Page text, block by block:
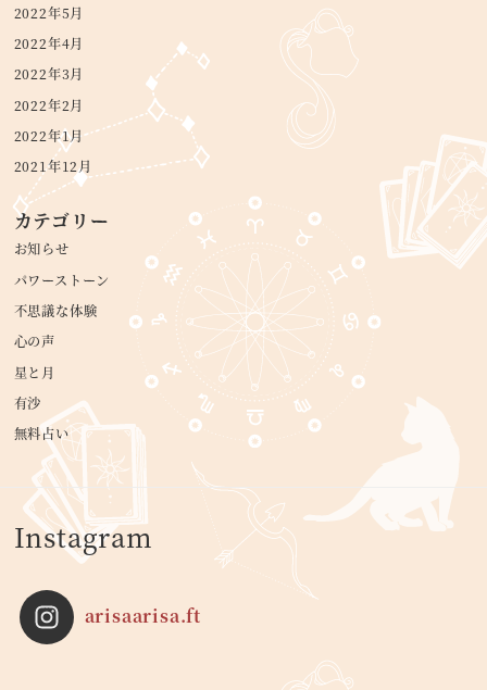
2022年5月
2022年4月
2022年3月
2022年2月
2022年1月
2021年12月
カテゴリー
お知らせ
パワーストーン
不思議な体験
心の声
星と月
有沙
無料占い
Instagram
arisaarisa.ft